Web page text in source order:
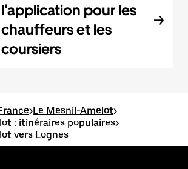
l'application pour les
chauffeurs et les
coursiers
>Le Mesnil-Amelot>
: itinéraires populaires>
vers Lognes